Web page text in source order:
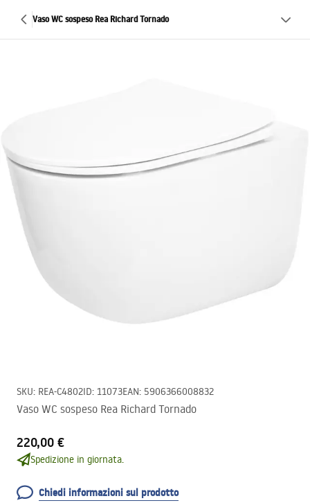
Vaso WC sospeso Rea Richard Tornado
SKU: REA-C4802ID: 11073EAN: 5906366008832
Vaso WC sospeso Rea Richard Tornado
220,00 €
Spedizione in giornata.
Chiedi informazioni sul prodotto